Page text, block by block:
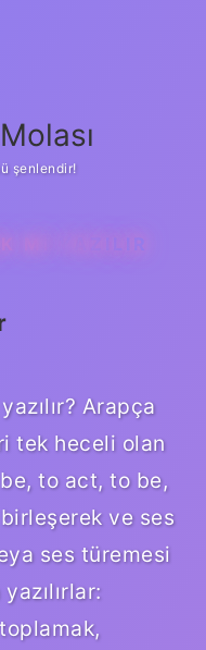
şenlendir!
MI YAZILIR
Arapça
tek heceli olan
to act, to be,
ve ses
ses türemesi